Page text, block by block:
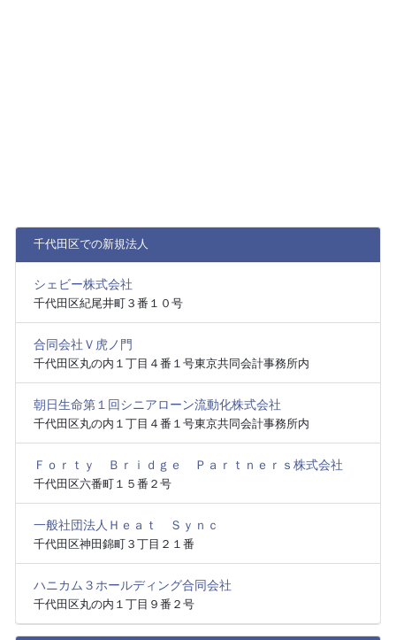
千代田区での新規法人
シェビー株式会社
千代田区紀尾井町３番１０号
合同会社Ｖ虎ノ門
千代田区丸の内１丁目４番１号東京共同会計事務所内
朝日生命第１回シニアローン流動化株式会社
千代田区丸の内１丁目４番１号東京共同会計事務所内
Ｆｏｒｔｙ Ｂｒｉｄｇｅ Ｐａｒｔｎｅｒｓ株式会社
千代田区六番町１５番２号
一般社団法人Ｈｅａｔ Ｓｙｎｃ
千代田区神田錦町３丁目２１番
ハニカム３ホールディング合同会社
千代田区丸の内１丁目９番２号